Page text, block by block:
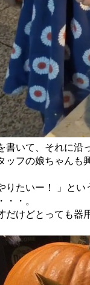
書いて、それに沿
ッフの娘ちゃんも
りたいー！ 」と
・・。
だけどとっても器